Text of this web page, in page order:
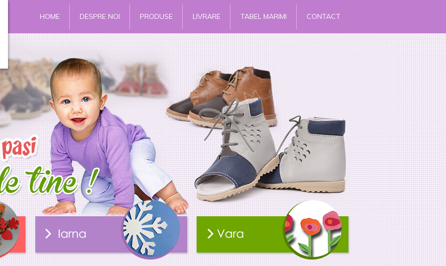
HOME DESPRE NOI PRODUSE LIVRARE TABEL MARIMI CONTACT